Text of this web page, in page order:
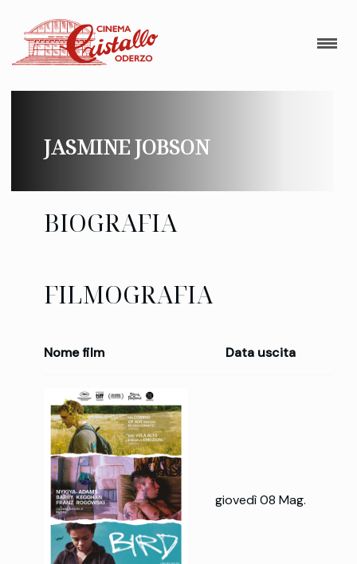
JASMINE JOBSON
BIOGRAFIA
FILMOGRAFIA
Nome film Data uscita
giovedì 08 Mag.